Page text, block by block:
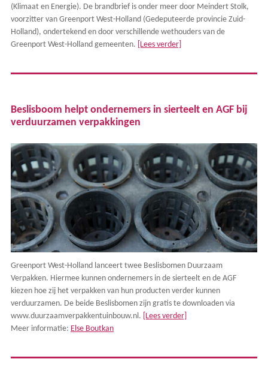
(Klimaat en Energie). De brandbrief is onder meer door Meindert Stolk,
voorzitter van Greenport West-Holland (Gedeputeerde provincie Zuid-
Holland), ondertekend en door verschillende wethouders van de
Greenport West-Holland gemeenten. [Lees verder]
Beslisboom helpt ondernemers in sierteelt en AGF bij
verduurzamen verpakkingen
Greenport West-Holland lanceert twee Beslisbomen Duurzaam
Verpakken. Hiermee kunnen ondernemers in de sierteelt en de AGF
kiezen hoe zij het verpakken van hun producten verder kunnen
verduurzamen. De beide Beslisbomen zijn gratis te downloaden via
www.duurzaamverpakkentuinbouw.nl.
[Lees verder]
Meer informatie: Else Boutkan